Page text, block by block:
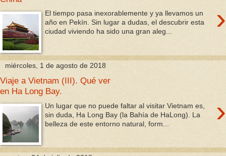
›
El tiempo pasa inexorablemente y ya llevamos un
año en Pekín. Sin lugar a dudas, el descubrir esta
ciudad viviendo ha sido una gran aleg...
miércoles, 1 de agosto de 2018
Viaje a Vietnam (III). Qué ver
en Ha Long Bay.
›
Un lugar que no puede faltar al visitar Vietnam es,
sin duda, Ha Long Bay (la Bahía de HaLong). La
belleza de este entorno natural, form...